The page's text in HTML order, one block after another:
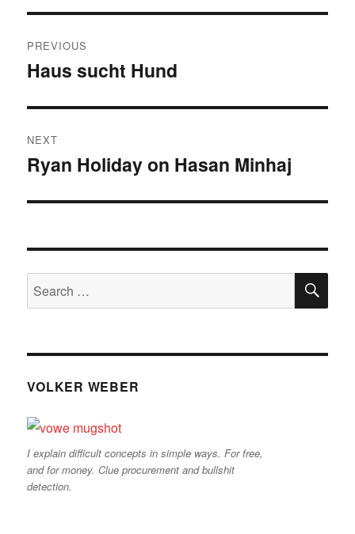
navigation
PREVIOUS
Previous
Haus sucht Hund
NEXT
Next
Ryan Holiday on Hasan Minhaj
Search
for:
VOLKER WEBER
I explain difficult concepts in simple ways. For free,
and for money. Clue procurement and bullshit
detection.